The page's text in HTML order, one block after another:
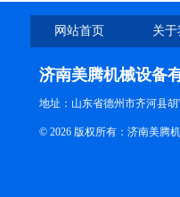
网站首页 关
济南美腾机械设备
地址：山东省德州市齐河县
© 2026 版权所有：济南美腾